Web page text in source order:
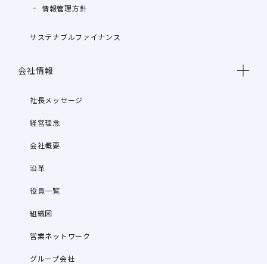
情報管理方針
サステナブルファイナンス
会社情報
社長メッセージ
経営理念
会社概要
沿革
役員一覧
組織図
営業ネットワーク
グループ会社